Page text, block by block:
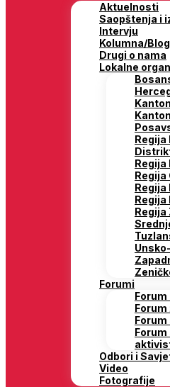
Aktuelnosti
Saopštenja i
Intervju
Kolumna/Blog
Drugi o nama
Lokalne
Regija
Regija
Regija
Regija
Regija
Regija
Forumi
Forum
Forum
Odbori i
Video
Fotografije